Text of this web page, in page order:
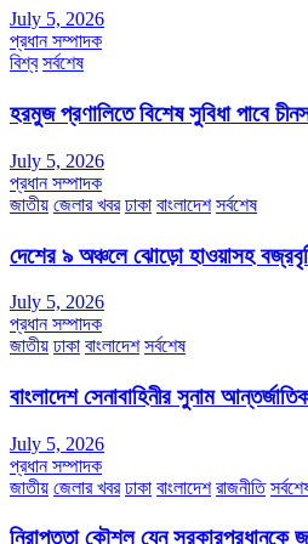
July 5, 2026
প্রধান সম্পাদক
বিশ্ব সর্বশেষ
হরমুজ প্রণালিতে বিশেষ সুবিধা পাবে
July 5, 2026
প্রধান সম্পাদক
জাতীয় জেলার খবর ঢাকা বাংলাদেশ সর্বশেষ
দেশের ৯ অঞ্চলে ঝোড়ো হাওয়াসহ
July 5, 2026
প্রধান সম্পাদক
জাতীয় ঢাকা বাংলাদেশ সর্বশেষ
বাংলাদেশ সেনাবাহিনীর সুনাম
July 5, 2026
প্রধান সম্পাদক
জাতীয় জেলার খবর ঢাকা বাংলাদেশ রাজনীতি
নিরাপত্তা কৌশল যেন সরকারপ্রধানকে